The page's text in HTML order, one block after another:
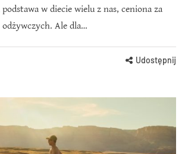
w diecie wielu z nas, ceniona za
Ale dla…
Udostępnij